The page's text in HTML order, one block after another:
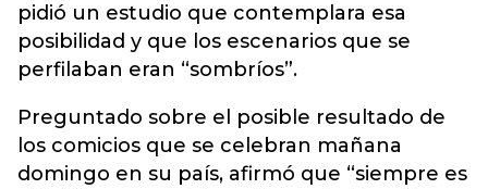
pidió un estudio que contemplara esa
posibilidad y que los escenarios que se
perfilaban eran “sombríos”.
Preguntado sobre el posible resultado de
los comicios que se celebran mañana
domingo en su país, afirmó que “siempre es